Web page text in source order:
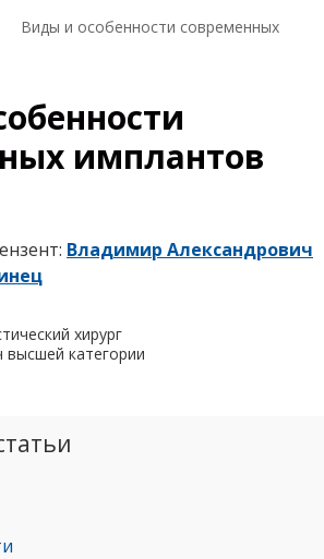
Виды и особенности современных
имплантов
Владимир Александрович
хирург
высшей категории